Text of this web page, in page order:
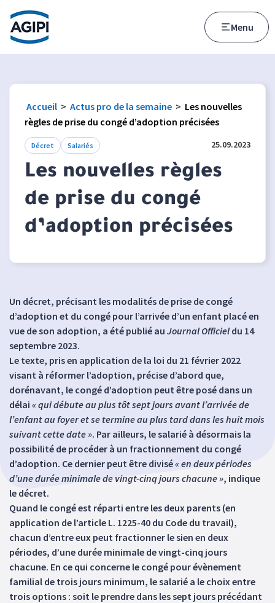
Accès au menu
Accès au contenu principal
Menu
Accueil > Actus pro de la semaine > Les nouvelles
règles de prise du congé d’adoption précisées
Décret Salariés 25.09.2023
Les nouvelles règles
de prise du congé
d’adoption précisées
Un décret, précisant les modalités de prise de congé
d’adoption et du congé pour l’arrivée d’un enfant placé en
vue de son adoption, a été publié au Journal Officieldu 14
septembre 2023.
Le texte, pris en application de la loi du 21 février 2022
visant à réformer l’adoption, précise d’abord que,
dorénavant, le congé d’adoption peut être posé dans un
délai « qui débute au plus tôt sept jours avant l’arrivée de
l’enfant au foyer et se termine au plus tard dans les huit mois
suivant cette date ». Par ailleurs, le salarié à désormais la
possibilité de procéder à un fractionnement du congé
d’adoption. Ce dernier peut être divisé« en deux périodes
d’une durée minimale de vingt-cinq jours chacune », indique
le décret.
Quand le congé est réparti entre les deux parents (en
application de l’article L. 1225-40 du Code du travail),
chacun d’entre eux peut fractionner le sien en deux
périodes, d’une durée minimale de vingt-cinq jours
chacune. En ce qui concerne le congé pour évènement
familial de trois jours minimum, le salarié a le choix entre
trois options : soit le prendre dans les sept jours précédant